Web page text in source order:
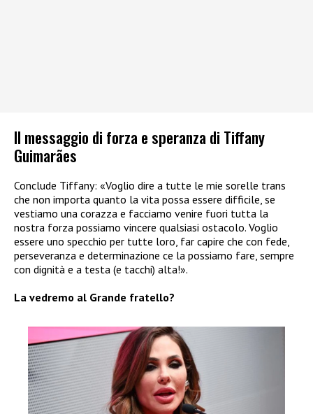
Il messaggio di forza e speranza di Tiffany
Guimarães
Conclude Tiffany: «Voglio dire a tutte le mie sorelle trans
che non importa quanto la vita possa essere difficile, se
vestiamo una corazza e facciamo venire fuori tutta la
nostra forza possiamo vincere qualsiasi ostacolo. Voglio
essere uno specchio per tutte loro, far capire che con fede,
perseveranza e determinazione ce la possiamo fare, sempre
con dignità e a testa (e tacchi) alta!».
La vedremo al Grande fratello?